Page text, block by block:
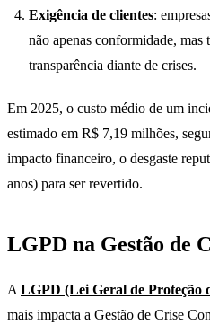
Exigência de clientes:
não apenas conformidade, mas
transparência diante de crises.
Em 2025, o custo médio de um
estimado em R$ 7,19 milhões,
impacto financeiro, o desgaste
anos) para ser revertido.
LGPD na Gestão de
A LGPD (Lei Geral de Proteção
mais impacta a Gestão de Crise